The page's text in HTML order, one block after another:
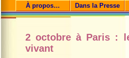
À propos… Dans la Presse
2 octobre à Paris :
vivant